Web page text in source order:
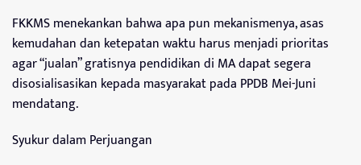
FKKMS menekankan bahwa apa pun mekanismenya, asas
kemudahan dan ketepatan waktu harus menjadi prioritas
agar “jualan” gratisnya pendidikan di MA dapat segera
disosialisasikan kepada masyarakat pada PPDB Mei-Juni
mendatang.
Syukur dalam Perjuangan